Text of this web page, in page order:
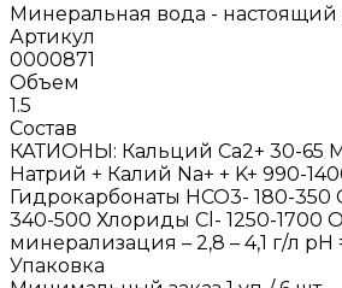
Минеральная вода -
Артикул
0000871
Объем
1.5
Состав
КАТИОНЫ: Кальций Ca2+ 30-65
Натрий + Калий Na+ + K+ 990-
Гидрокарбонаты HСО3- 180-350
340-500 Хлориды Cl- 1250-1700
минерализация – 2,8 – 4,1 г/л рН
Упаковка